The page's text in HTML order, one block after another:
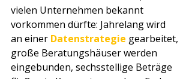
vielen Unternehmen bekannt
vorkommen dürfte: Jahrelang wird
an einer Datenstrategie gearbeitet,
große Beratungshäuser werden
eingebunden, sechsstellige Beträge